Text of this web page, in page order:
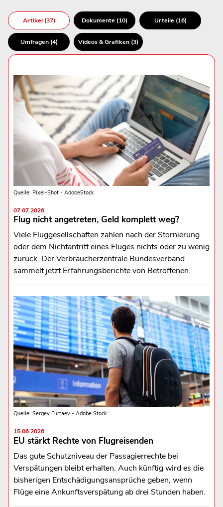
Artikel (37) Dokumente (10) Urteile (16)
Umfragen (4) Videos & Grafiken (3)
Quelle: Pixel-Shot - AdobeStock
07.07.2026
Flug nicht angetreten, Geld komplett weg?
Viele Fluggesellschaften zahlen nach der Stornierung
oder dem Nichtantritt eines Fluges nichts oder zu wenig
zurück. Der Verbraucherzentrale Bundesverband
sammelt jetzt Erfahrungsberichte von Betroffenen.
Quelle: Sergey Furtaev - Adobe Stock
15.06.2026
EU stärkt Rechte von Flugreisenden
Das gute Schutzniveau der Passagierrechte bei
Verspätungen bleibt erhalten. Auch künftig wird es die
bisherigen Entschädigungsansprüche geben, wenn
Flüge eine Ankunftsverspätung ab drei Stunden haben.